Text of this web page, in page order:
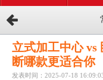
立式加工中心 vs
断哪款更适合你
发表时间：2025-07-18